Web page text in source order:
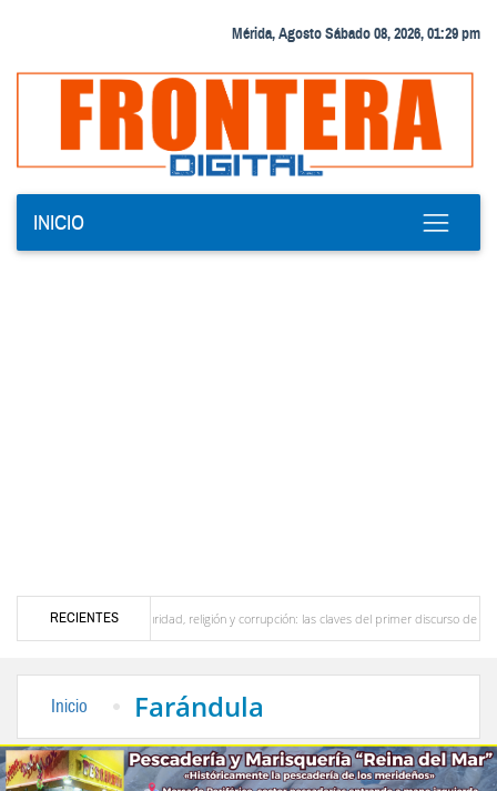
Mérida, Agosto Sábado 08, 2026, 01:29 pm
INICIO
RECIENTES
Seguridad, religión y corrupción: las claves del primer discurso de De la
Inicio Farándula